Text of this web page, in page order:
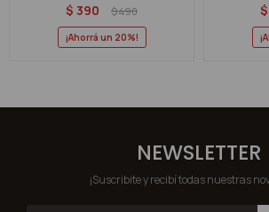
$ 390 $490
20
$
NEWSLETTER
¡Suscribite y recibí todas nuestras